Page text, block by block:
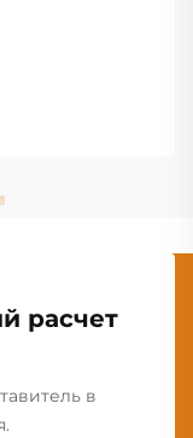
расчет
в